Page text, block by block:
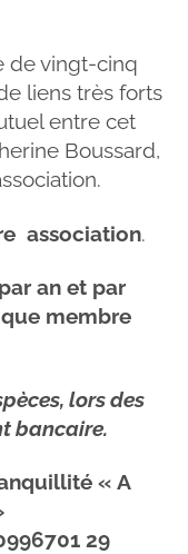
de vingt-cinq
liens très forts
entre cet
Boussard,
association.
an et par
membre
lors des
bancaire.
« A
29